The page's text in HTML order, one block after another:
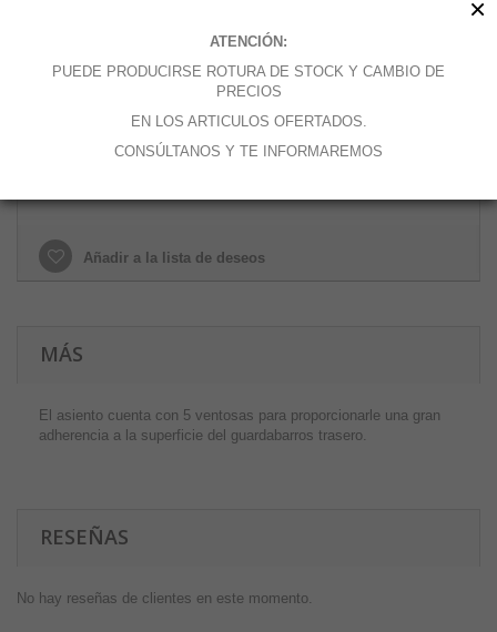
65,91 €
Añadir a la lista de deseos
MÁS
El asiento cuenta con 5 ventosas para proporcionarle una gran
adherencia a la superficie del guardabarros trasero.
RESEÑAS
No hay reseñas de clientes en este momento.
ATENCIÓN:
PUEDE PRODUCIRSE ROTURA DE STOCK Y CAMBIO DE
PRECIOS
EN LOS ARTICULOS OFERTADOS.
CONSÚLTANOS Y TE INFORMAREMOS
×